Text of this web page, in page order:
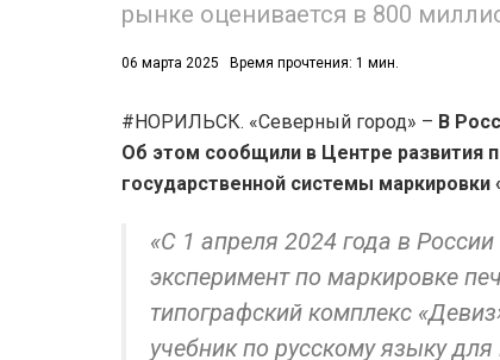
рынке оценивается в 800
06 марта 2025 Время прочтения: 1 мин.
#НОРИЛЬСК. «Северный город» – В
Об этом сообщили в Центре развития
государственной системы маркировки
«С 1 апреля 2024 года в
эксперимент по маркировке
типографский комплекс
учебник по русскому языку